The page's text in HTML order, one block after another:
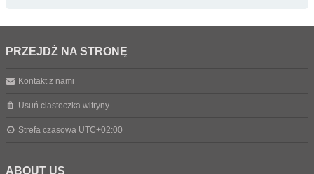
PRZEJDŹ NA STRONĘ
Kontakt z nami
Usuń ciasteczka witryny
Strefa czasowa UTC+02:00
ABOUT US